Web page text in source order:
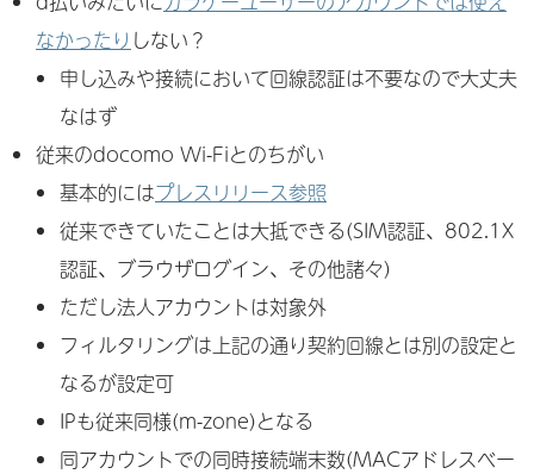
なかったり しない？
申し込みや接続において回線認証は不要なので大丈夫
なはず
従来のdocomo Wi-Fiとのちがい
基本的にはプレスリリース参照
従来できていたことは大抵できる(SIM認証、802.1X
認証、ブラウザログイン、その他諸々)
ただし法人アカウントは対象外
フィルタリングは上記の通り契約回線とは別の設定と
なるが設定可
IPも従来同様(m-zone)となる
同アカウントでの同時接続端末数(MACアドレスベー